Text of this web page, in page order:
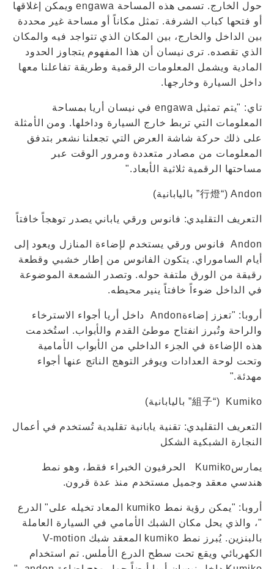
حول الخارج. تسمى هذه المساحة engawa ويمكن إغلاقها
أو فتحها كباب الشرفة. تمثل مكاناً أو مساحة غير محددة
بين الداخل والخارج، بين المكان الذي تتواجد فيه والمكان
الذي تقصده. ترى نيسان أن هذا المفهوم يتجاوز الحدود
المادية ويشمل المعلومات الرقمية وطريقة تفاعلنا معها
داخل السيارة وخارجها.
تاي: "يتم تمثيل engawa في نيسان أريا بمساحة
المعلومات التي تربط خارج السيارة وداخلها. ومن الأمثلة
على ذلك حركة شاشة العرض التي تجعلنا نشعر بتدفق
المعلومات من مصادر متعددة ومرور الوقت عبر
مساحتها الرقمية ثلاثية الأبعاد."
Andon (“行燈” باليابانية)
التعريف التقليدي: فانوس ورقي ياباني يصدر توهجاً خافتاً
Andon فانوس ورقي يستخدم لإضاءة المنازل ويعود إلى
أيام الساموراي. يتكون الفانوس من إطار خشبي وقطعة
رقيقة من الورق ملتفة حوله. وتصدر الشمعة الموضوعة
في الداخل ضوءاً خافتاً ينير محيطه.
أروبا: "تعزز إضاءةAndon داخل أريا أجواء الاسترخاء
والراحة وتُبرز انفتاح موطئ القدم والأبواب. استُخدمت
هذه الإضاءة في الجزء الداخلي من الأبواب الأمامية
وتحت لوحة العدادات ويوفر التوهج الناتج عنها أجواء
مهدئة."
Kumiko (“組子” باليابانية)
التعريف التقليدي: تقنية يابانية تقليدية تُستخدم في أعمال
النجارة الشبكية الشكل
يمارسKumiko الحرفيون الخبراء فقط، وهو نمط
هندسي معقد وجميل مستخدم منذ عدة قرون.
أروبا: "يمكن رؤية نمط kumiko المعاد تخيله على" الدرع
"، والذي يحل مكان الشبك الأمامي في السيارة العاملة
بالبنزين. يُبرز نمط kumiko المعقد شبك V-motion
الكهربائي ويقع تحت سطح الدرع الأملس. تم استخدام